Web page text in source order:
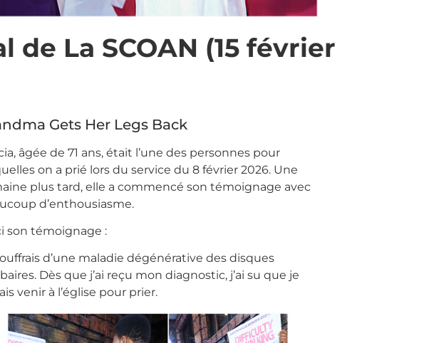
La SCOAN (15 février
Gets Her Legs Back
âgée de 71 ans, était l’une des personnes pour
on a prié lors du service du 8 février 2026. Une
plus tard, elle a commencé son témoignage avec
d’enthousiasme.
son témoignage :
d’une maladie dégénérative des disques
Dès que j’ai reçu mon diagnostic, j’ai su que je
venir à l’église pour prier.